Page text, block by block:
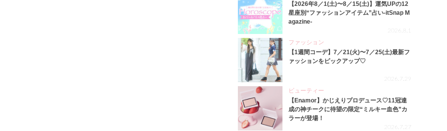
【2026年8／1(土)〜8／15(土)】運気UPの12
星座別“ファッションアイテム”占い-itSnap M
agazine-
2026.8.1
ファッション
【1週間コーデ】7／21(火)〜7／25(土)最新フ
ァッションをピックアップ♡
2026.7.29
ビューティー
【Enamor】かじえりプロデュース♡11冠達
成の神チークに待望の限定“ミルキー血色”カ
ラーが登場！
2026.7.27